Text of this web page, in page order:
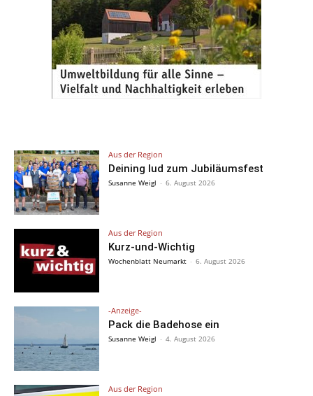
Aus der Region
Deining lud zum Jubiläumsfest
Susanne Weigl - 6. August 2026
Aus der Region
Kurz-und-Wichtig
Wochenblatt Neumarkt - 6. August 2026
-Anzeige-
Pack die Badehose ein
Susanne Weigl - 4. August 2026
Aus der Region